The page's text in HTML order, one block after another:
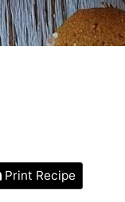
Print Recipe